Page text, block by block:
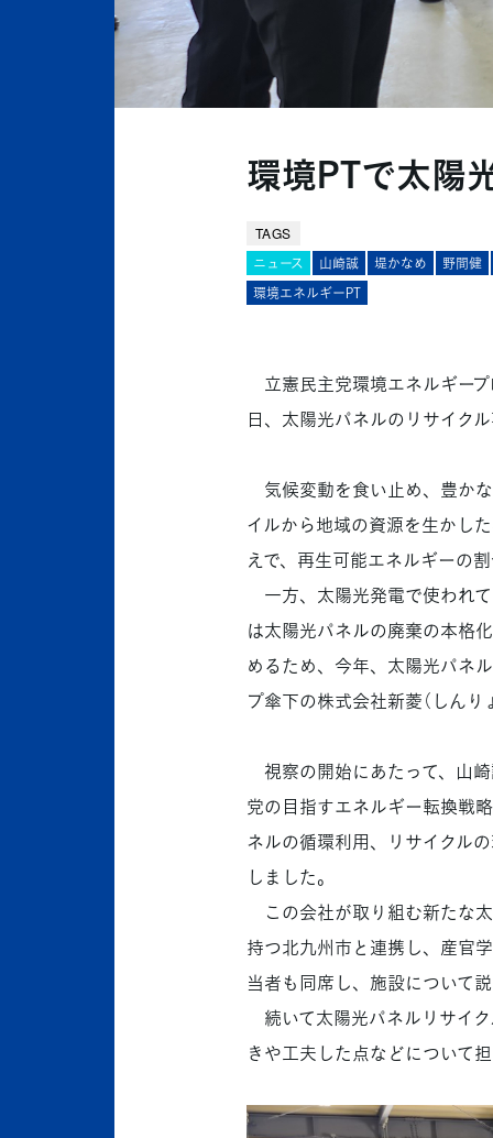
環境PTで太陽
TAGS
ニュース 山崎誠 堤かなめ
野間健
環境エネルギーPT
立憲民主党環境エネルギープ
日、太陽光パネルのリサイク
気候変動を食い止め、豊か
イルから地域の資源を生かし
えで、再生可能エネルギーの
一方、太陽光発電で使われ
は太陽光パネルの廃棄の本格
めるため、今年、太陽光パネ
プ傘下の株式会社新菱（しんり
視察の開始にあたって、山崎
党の目指すエネルギー転換戦
ネルの循環利用、リサイクル
しました。
この会社が取り組む新たな
持つ北九州市と連携し、産官
当者も同席し、施設について
続いて太陽光パネルリサイ
きや工夫した点などについて